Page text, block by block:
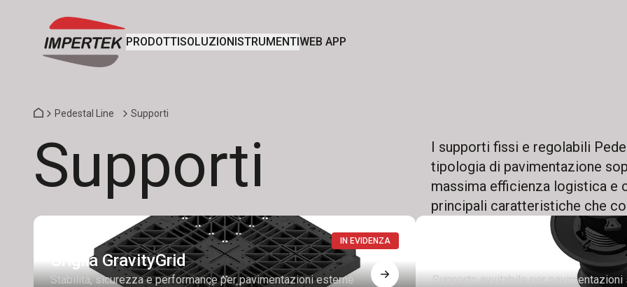
PRODOTTISOLUZIONISTRUMENTIWEB APP
Pedestal Line Supporti
Supporti
I supporti fissi e regolabili
tipologia di pavimentazione
massima efficienza logistica e
principali caratteristiche che
IN EVIDENZA
Griglia GravityGrid
Stabilità, sicurezza e performance per pavimentazioni esterne
Supporto avvitabile per